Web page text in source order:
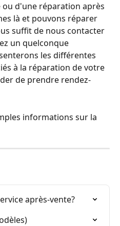
ou d'une réparation après
là et pouvons réparer
suffit de nous contacter
un quelconque
les différentes
à la réparation de votre
de prendre rendez-
informations sur la
après-vente?